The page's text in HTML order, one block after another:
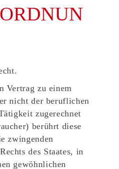
Vertrag zu einem
nicht der beruflichen
zugerechnet
berührt diese
zwingenden
des Staates, in
gewöhnlichen